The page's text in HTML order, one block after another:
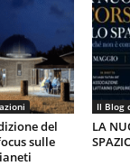
del
sulle
Il Blog
LA